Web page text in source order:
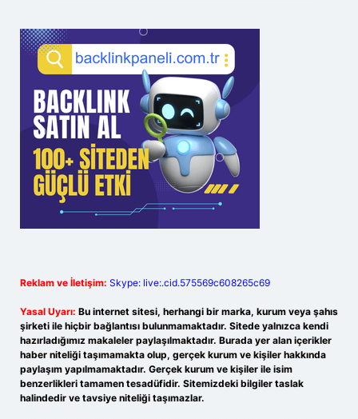
Reklam ve İletişim: Skype: live:.cid.575569c608265c69
Yasal Uyarı: Bu internet sitesi, herhangi bir marka, kurum veya şahıs
şirketi ile hiçbir bağlantısı bulunmamaktadır. Sitede yalnızca kendi
hazırladığımız makaleler paylaşılmaktadır. Burada yer alan içerikler
haber niteliği taşımamakta olup, gerçek kurum ve kişiler hakkında
paylaşım yapılmamaktadır. Gerçek kurum ve kişiler ile isim
benzerlikleri tamamen tesadüfidir. Sitemizdeki bilgiler taslak
halindedir ve tavsiye niteliği taşımazlar.